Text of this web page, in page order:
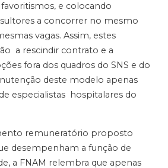
e colocando
a concorrer no mesmo
vagas. Assim, estes
a rescindir contrato e a
fora dos quadros do SNS e do
deste modelo apenas
especialistas hospitalares do
remuneratório proposto
desempenham a função de
a FNAM relembra que apenas